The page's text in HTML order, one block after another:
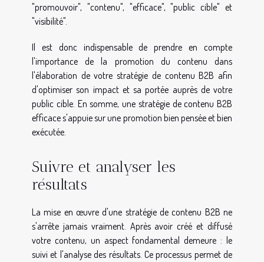
"promouvoir", "contenu", "efficace", "public cible" et
"visibilité".
Il est donc indispensable de prendre en compte
l'importance de la promotion du contenu dans
l'élaboration de votre stratégie de contenu B2B afin
d'optimiser son impact et sa portée auprès de votre
public cible. En somme, une stratégie de contenu B2B
efficace s'appuie sur une promotion bien pensée et bien
exécutée.
Suivre et analyser les
résultats
La mise en œuvre d'une stratégie de contenu B2B ne
s'arrête jamais vraiment. Après avoir créé et diffusé
votre contenu, un aspect fondamental demeure : le
suivi et l'analyse des résultats. Ce processus permet de